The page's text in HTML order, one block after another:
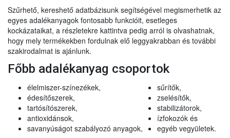
Szűrhető, kereshető adatbázisunk segítségével megismerhetik az
egyes adalékanyagok fontosabb funkcióit, esetleges
kockázataikat, a részletekre kattintva pedig arról is olvashatnak,
hogy mely termékekben fordulnak elő leggyakrabban és további
szakirodalmat is ajánlunk.
Főbb adalékanyag csoportok
élelmiszer-színezékek,
édesítőszerek,
tartósítószerek,
antioxidánsok,
savanyúságot szabályozó anyagok,
sűrítők,
zselésítők,
stabilizátorok,
ízfokozók és
egyéb vegyületek.